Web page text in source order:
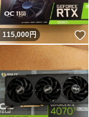
115,000円